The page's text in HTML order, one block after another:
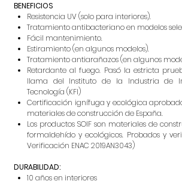
BENEFICIOS
Resistencia UV (solo para interiores).
Tratamiento antibacteriano en modelos
Fácil mantenimiento.
Estiramiento (en algunos modelos).
Tratamiento antiarañazos (en algunos
Retardante al fuego. Pasó la estricta
llama del Instituto de la Industria de
Tecnología (KFI)
Certificación ignífuga y ecológica
materiales de construcción de España.
Los productos SOIF son materiales de
formaldehído y ecológicos. Probados y
Verificación ENAC 2019AN3043)
DURABILIDAD:
10 años en interiores